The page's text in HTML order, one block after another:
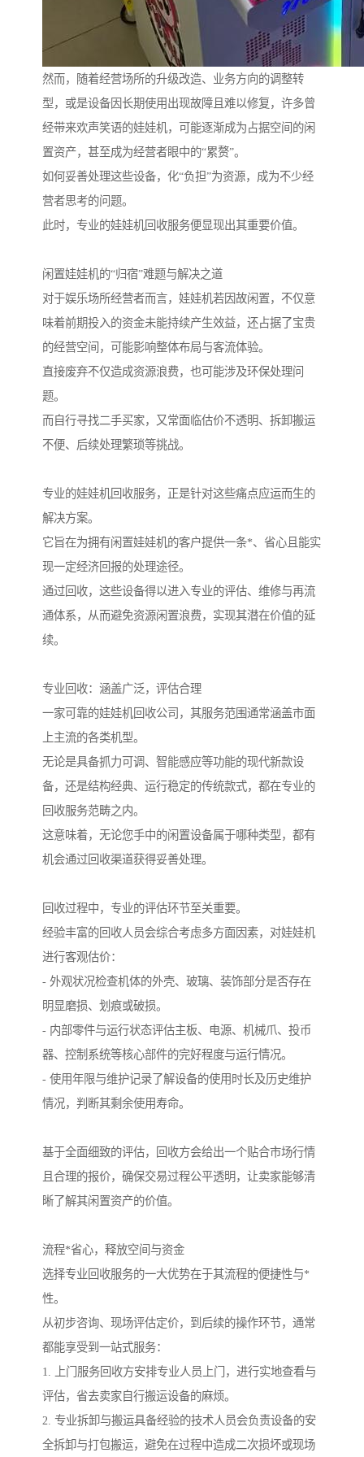
然而，随着经营场所的升级改造、业务方向的调整转
型，或是设备因长期使用出现故障且难以修复，许多曾
经带来欢声笑语的娃娃机，可能逐渐成为占据空间的闲
置资产，甚至成为经营者眼中的“累赘”。
如何妥善处理这些设备，化“负担”为资源，成为不少经
营者思考的问题。
此时，专业的娃娃机回收服务便显现出其重要价值。
闲置娃娃机的“归宿”难题与解决之道
对于娱乐场所经营者而言，娃娃机若因故闲置，不仅意
味着前期投入的资金未能持续产生效益，还占据了宝贵
的经营空间，可能影响整体布局与客流体验。
直接废弃不仅造成资源浪费，也可能涉及环保处理问
题。
而自行寻找二手买家，又常面临估价不透明、拆卸搬运
不便、后续处理繁琐等挑战。
专业的娃娃机回收服务，正是针对这些痛点应运而生的
解决方案。
它旨在为拥有闲置娃娃机的客户提供一条*、省心且能实
现一定经济回报的处理途径。
通过回收，这些设备得以进入专业的评估、维修与再流
通体系，从而避免资源闲置浪费，实现其潜在价值的延
续。
专业回收：涵盖广泛，评估合理
一家可靠的娃娃机回收公司，其服务范围通常涵盖市面
上主流的各类机型。
无论是具备抓力可调、智能感应等功能的现代新款设
备，还是结构经典、运行稳定的传统款式，都在专业的
回收服务范畴之内。
这意味着，无论您手中的闲置设备属于哪种类型，都有
机会通过回收渠道获得妥善处理。
回收过程中，专业的评估环节至关重要。
经验丰富的回收人员会综合考虑多方面因素，对娃娃机
进行客观估价：
- 外观状况检查机体的外壳、玻璃、装饰部分是否存在
明显磨损、划痕或破损。
- 内部零件与运行状态评估主板、电源、机械爪、投币
器、控制系统等核心部件的完好程度与运行情况。
- 使用年限与维护记录了解设备的使用时长及历史维护
情况，判断其剩余使用寿命。
基于全面细致的评估，回收方会给出一个贴合市场行情
且合理的报价，确保交易过程公平透明，让卖家能够清
晰了解其闲置资产的价值。
流程*省心，释放空间与资金
选择专业回收服务的一大优势在于其流程的便捷性与*
性。
从初步咨询、现场评估定价，到后续的操作环节，通常
都能享受到一站式服务：
1. 上门服务回收方安排专业人员上门，进行实地查看与
评估，省去卖家自行搬运设备的麻烦。
2. 专业拆卸与搬运具备经验的技术人员会负责设备的安
全拆卸与打包搬运，避免在过程中造成二次损坏或现场